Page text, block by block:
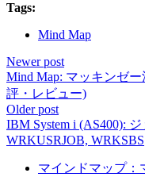
Tags:
Mind Map
Newer post
Mind Map: マッキンゼ
評・レビュー)
Older post
IBM System i (AS400):
WRKUSRJOB, WRKSBS
マインドマップ：